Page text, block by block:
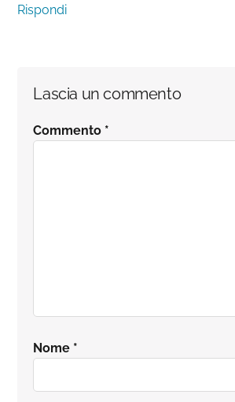
Rispondi
Lascia un commento
Commento *
Nome *